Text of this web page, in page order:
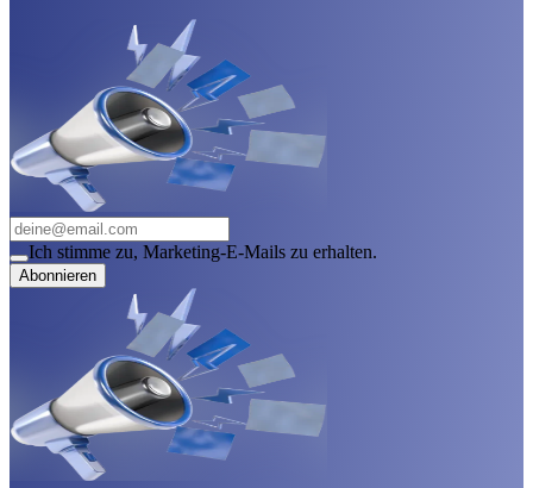
Ich stimme zu, Marketing-E-Mails zu erhalten.
Abonnieren